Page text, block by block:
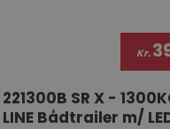
Kr.
221300B SR X -
LINE Bådtrailer m/